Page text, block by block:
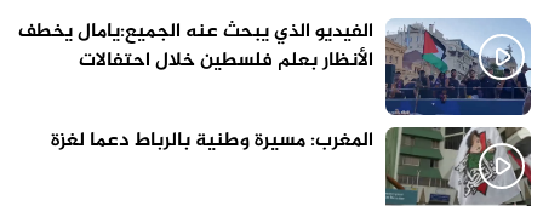
الفيديو الذي يبحث عنه الجميع:يامال يخطف
الأنظار بعلم فلسطين خلال احتفالات
المغرب: مسيرة وطنية بالرباط دعما لغزة